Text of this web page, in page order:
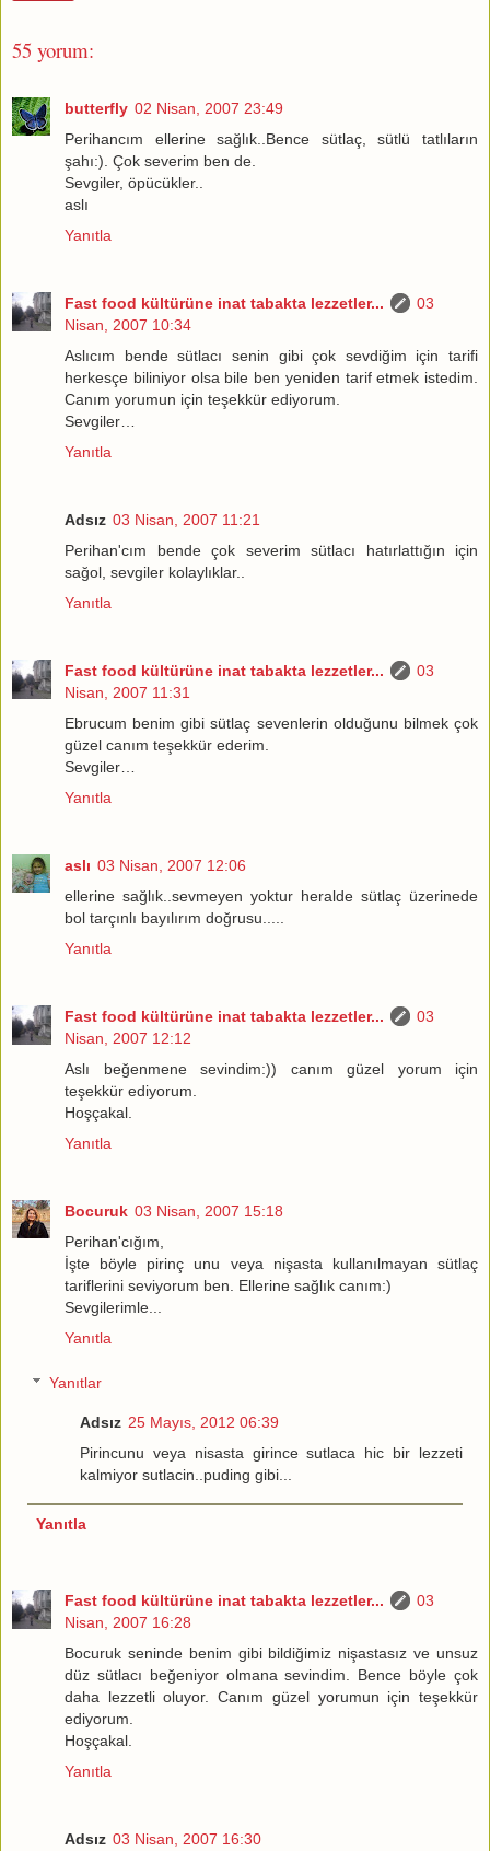
55 yorum:
butterfly 02 Nisan, 2007 23:49
Perihancım ellerine sağlık..Bence sütlaç, sütlü tatlıların
şahı:). Çok severim ben de.
Sevgiler, öpücükler..
aslı
Yanıtla
Fast food kültürüne inat tabakta lezzetler...
03
Nisan, 2007 10:34
Aslıcım bende sütlacı senin gibi çok sevdiğim için tarifi
herkesçe biliniyor olsa bile ben yeniden tarif etmek istedim.
Canım yorumun için teşekkür ediyorum.
Sevgiler…
Yanıtla
Adsız 03 Nisan, 2007 11:21
Perihan'cım bende çok severim sütlacı hatırlattığın için
sağol, sevgiler kolaylıklar..
Yanıtla
Fast food kültürüne inat tabakta lezzetler...
03
Nisan, 2007 11:31
Ebrucum benim gibi sütlaç sevenlerin olduğunu bilmek çok
güzel canım teşekkür ederim.
Sevgiler…
Yanıtla
aslı 03 Nisan, 2007 12:06
ellerine sağlık..sevmeyen yoktur heralde sütlaç üzerinede
bol tarçınlı bayılırım doğrusu.....
Yanıtla
Fast food kültürüne inat tabakta lezzetler...
03
Nisan, 2007 12:12
Aslı beğenmene sevindim:)) canım güzel yorum için
teşekkür ediyorum.
Hoşçakal.
Yanıtla
Bocuruk 03 Nisan, 2007 15:18
Perihan'cığım,
İşte böyle pirinç unu veya nişasta kullanılmayan sütlaç
tariflerini seviyorum ben. Ellerine sağlık canım:)
Sevgilerimle...
Yanıtla
Yanıtlar
Adsız 25 Mayıs, 2012 06:39
Pirincunu veya nisasta girince sutlaca hic bir lezzeti
kalmiyor sutlacin..puding gibi...
Yanıtla
Fast food kültürüne inat tabakta lezzetler...
03
Nisan, 2007 16:28
Bocuruk seninde benim gibi bildiğimiz nişastasız ve unsuz
düz sütlacı beğeniyor olmana sevindim. Bence böyle çok
daha lezzetli oluyor. Canım güzel yorumun için teşekkür
ediyorum.
Hoşçakal.
Yanıtla
Adsız 03 Nisan, 2007 16:30